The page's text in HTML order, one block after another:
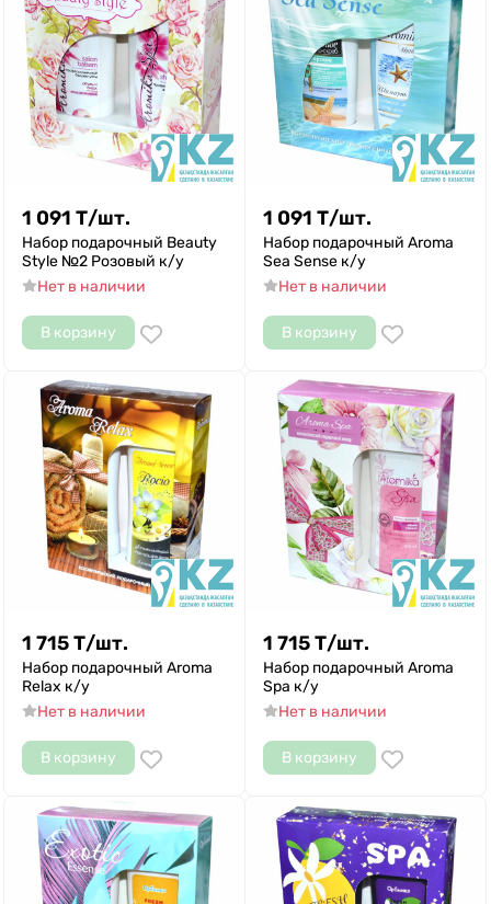
1 091 Т/шт.
Набор подарочный Beauty
Style №2 Розовый к/у
Нет в наличии
В корзину
1 091 Т/шт.
Набор подарочный Aroma
Sea Sense к/у
Нет в наличии
В корзину
1 715Т/шт.
Набор подарочный Aroma
Relax к/у
Нет в наличии
В корзину
1 715Т/шт.
Набор подарочный Aroma
Spa к/у
Нет в наличии
В корзину